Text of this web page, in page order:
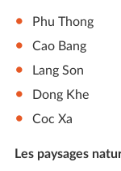
Phu Thong
Cao Bang
Lang Son
Dong Khe
Coc Xa
Les paysages